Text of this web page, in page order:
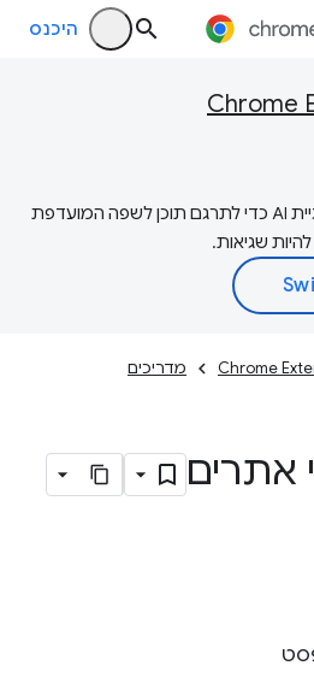
היכנס
Chrome
‫Google משתמשת בטכנולוגיית AI כדי לתרגם תוכן לשפה המועדפת
שגיאות.
Chrome מדריכים
אתרים